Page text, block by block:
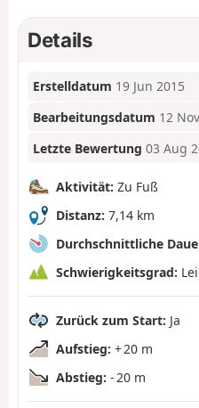
Details
Erstelldatum 19 Jun 2015
Bearbeitungsdatum 12
Letzte Bewertung 03 Aug
Aktivität: Zu Fuß
Distanz: 7,14 km
Durchschnittliche
Schwierigkeitsgrad:
Zurück zum Start: Ja
Aufstieg: + 20 m
Abstieg: - 20 m